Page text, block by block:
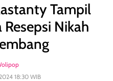
Tampil
Nikah
18:30 WIB